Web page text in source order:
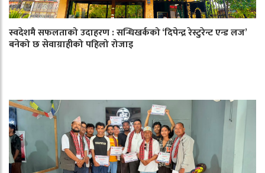
स्वदेशमै सफलताको उदाहरण : सन्धिखर्कको ‘दिपेन्द्र रेस्टुरेन्ट एन्ड लज’
बनेको छ सेवाग्राहीको पहिलो रोजाइ